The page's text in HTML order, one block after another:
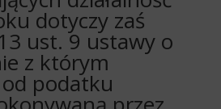
dotyczy zaś
ust. 9 ustawy o
z którym
podatku